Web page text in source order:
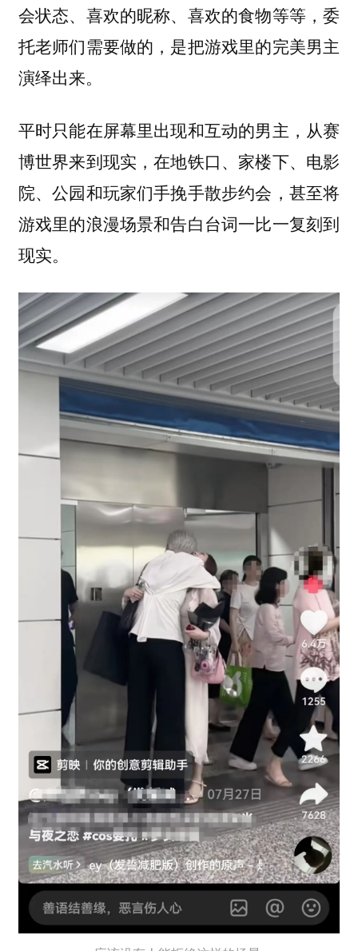
会状态、喜欢的昵称、喜欢的食物等等，委
托老师们需要做的，是把游戏里的完美男主
演绎出来。
平时只能在屏幕里出现和互动的男主，从赛
博世界来到现实，在地铁口、家楼下、电影
院、公园和玩家们手挽手散步约会，甚至将
游戏里的浪漫场景和告白台词一比一复刻到
现实。